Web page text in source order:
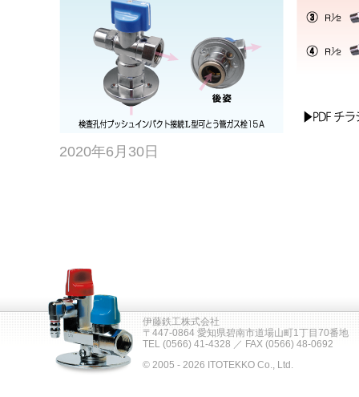
2020年6月30日
伊藤鉄工株式会社
〒447-0864 愛知県碧南市道場山町1丁目70番地
TEL (0566) 41-4328 ／ FAX (0566) 48-0692
© 2005 - 2026 ITOTEKKO Co., Ltd.